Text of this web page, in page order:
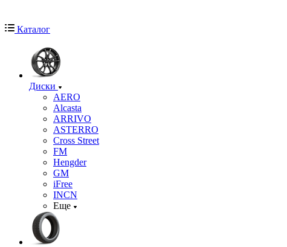
Каталог
Диски
AERO
Alcasta
ARRIVO
ASTERRO
Cross Street
FM
Hengder
GM
iFree
INCN
Еще